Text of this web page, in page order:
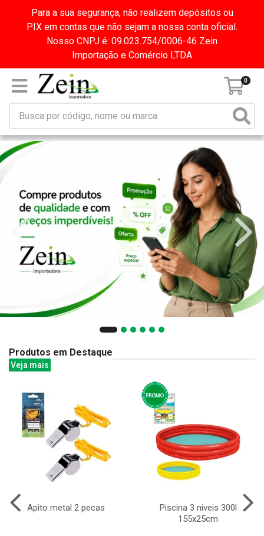
Para a sua segurança, não realizem depósitos ou
PIX em contas que não sejam a nossa conta oficial.
Nosso CNPJ é: 09.023.754/0006-46 Zein
Importação e Comércio LTDA
0
Produtos em Destaque
Veja mais
Apito metal 2 pecas
Piscina 3 niveis 300l
155x25cm